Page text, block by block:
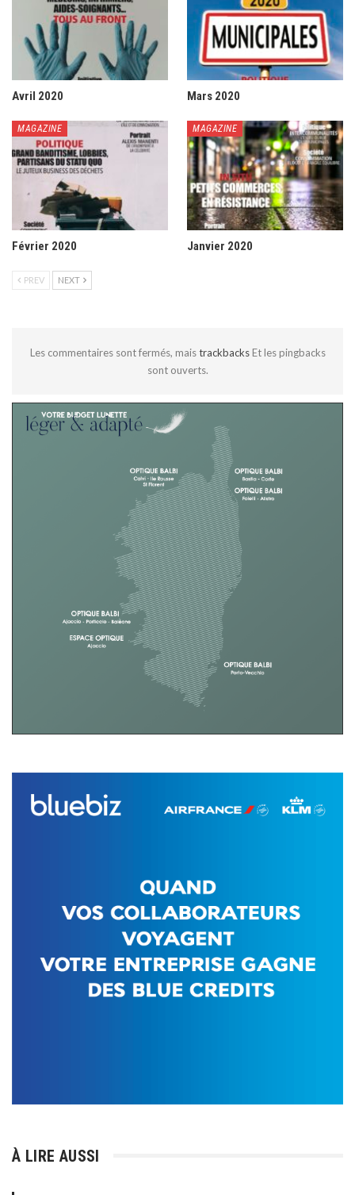
Avril 2020 Mars 2020
MAGAZINE
Février 2020
MAGAZINE
Janvier 2020
PREV NEXT
Les commentaires sont fermés, maistrackbacks Et les pingbacks
sont ouverts.
À LIRE AUSSI